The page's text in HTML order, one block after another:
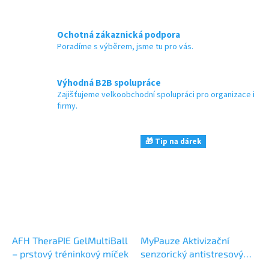
Ochotná zákaznická podpora
Poradíme s výběrem, jsme tu pro vás.
Výhodná B2B spolupráce
Zajišťujeme velkoobchodní spolupráci pro organizace i
firmy.
AFH TheraPIE GelMultiBall
– prstový tréninkový míček
🎁 Tip na dárek
MyPauze Aktivizační
senzorický antistresový